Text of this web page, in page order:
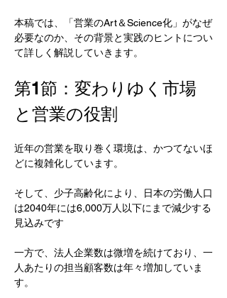
本稿では、「営業のArt＆Science化」がなぜ
必要なのか、その背景と実践のヒントについ
て詳しく解説していきます。
第1節：変わりゆく市場
と営業の役割
近年の営業を取り巻く環境は、かつてないほ
どに複雑化しています。
そして、少子高齢化により、日本の労働人口
は2040年には6,000万人以下にまで減少する
見込みです
一方で、法人企業数は微増を続けており、一
人あたりの担当顧客数は年々増加していま
す。